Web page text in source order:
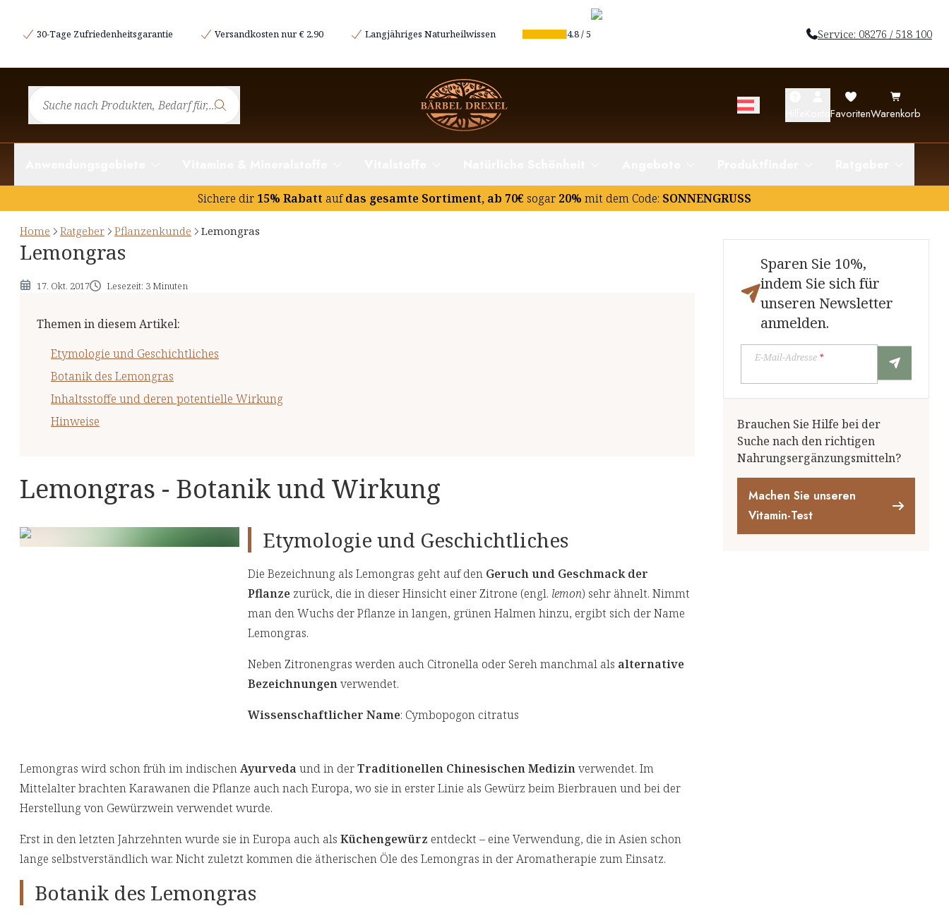
30-Tage Zufriedenheitsgarantie Versandkosten nur € 2,90 Langjähriges Naturheilwissen 4.8/5 Service: 08276 / 518 100
FavoritenWarenkorb
Sichere dir 15% Rabatt aufdas gesamte Sortiment, ab 70€ sogar 20% mit dem Code: SONNENGRUSS
Home Ratgeber Pflanzenkunde Lemongras
Lemongras
17. Okt. 2017 Lesezeit: 3 Minuten
Themen in diesem Artikel:
Etymologie und Geschichtliches
Botanik des Lemongras
Inhaltsstoffe und deren potentielle Wirkung
Hinweise
Etymologie und Geschichtliches
Hinweise
Lemongras - Botanik und Wirkung
Etymologie und Geschichtliches
Die Bezeichnung als Lemongras geht auf den Geruch und Geschmack der
Pflanzezurück, die in dieser Hinsicht einer Zitrone (engl. lemon) sehr ähnelt. Nimmt
man den Wuchs der Pflanze in langen, grünen Halmen hinzu, ergibt sich der Name
Lemongras.
Neben Zitronengras werden auch Citronella oder Sereh manchmal als alternative
Bezeichnungenverwendet.
Wissenschaftlicher Name: Cymbopogon citratus
Lemongras wird schon früh im indischenAyurveda und in derTraditionellen Chinesischen Medizinverwendet. Im
Mittelalter brachten Karawanen die Pflanze auch nach Europa, wo sie in erster Linie als Gewürz beim Bierbrauen und bei der
Herstellung von Gewürzwein verwendet wurde.
Erst in den letzten Jahrzehnten wurde sie in Europa auch als Küchengewürz entdeckt – eine Verwendung, die in Asien schon
lange selbstverständlich war. Nicht zuletzt kommen die ätherischen Öle des Lemongras in der Aromatherapie zum Einsatz.
Botanik des Lemongras
Sparen Sie 10%,
indem Sie sich für
unseren Newsletter
anmelden.
E-Mail-Adresse*
Brauchen Sie Hilfe bei der
Suche nach den richtigen
Nahrungsergänzungsmitteln?
Machen Sie unseren
Vitamin-Test